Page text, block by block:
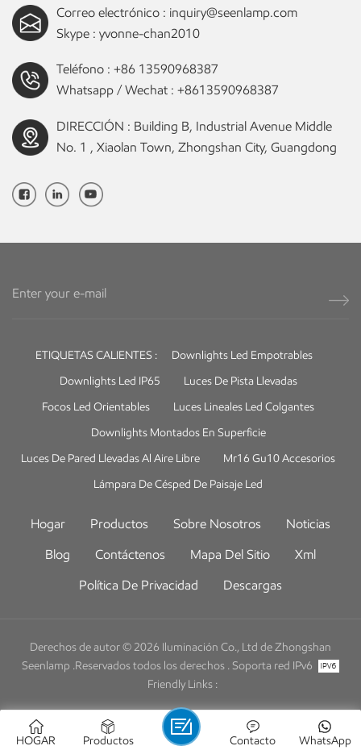
Correo electrónico : inquiry@seenlamp.com
Skype : yvonne-chan2010
Teléfono : +86 13590968387
Whatsapp / Wechat : +8613590968387
DIRECCIÓN : Building B, Industrial Avenue Middle
No. 1 , Xiaolan Town, Zhongshan City, Guangdong
ETIQUETAS CALIENTES :
Downlights Led Empotrables
Downlights Led IP65
Luces De Pista Llevadas
Focos Led Orientables
Luces Lineales Led Colgantes
Downlights Montados En Superficie
Luces De Pared Llevadas Al Aire Libre
Mr16 Gu10 Accesorios
Lámpara De Césped De Paisaje Led
Hogar Productos Sobre Nosotros
Noticias
Blog
Contáctenos Mapa Del Sitio
Xml
Política De Privacidad
Descargas
Derechos de autor © 2026 Iluminación Co., Ltd de Zhongshan
Seenlamp .Reservados todos los derechos . Soporta red IPv6
Friendly Links :
HOGAR Productos WhatsApp
Contacto